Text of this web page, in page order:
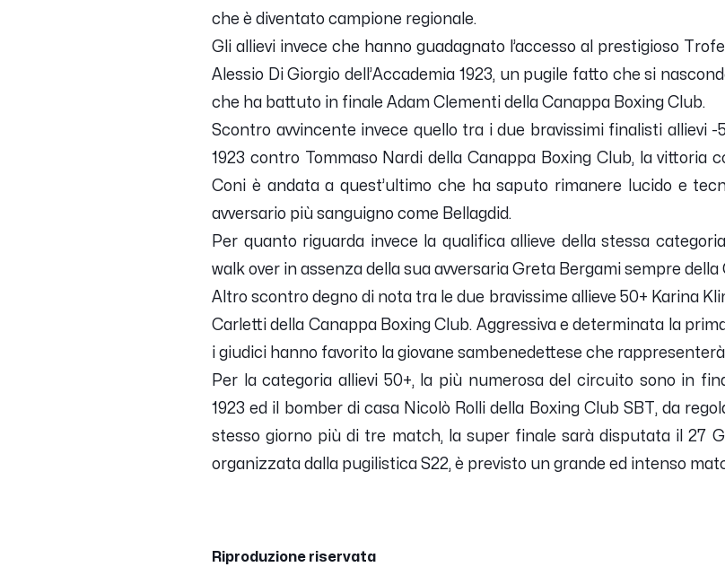
che è diventato campione regionale.
Gli allievi invece che hanno guadagnato l’accesso al prestigioso
Alessio Di Giorgio dell’Accademia 1923, un pugile fatto che si
che ha battuto in finale Adam Clementi della Canappa Boxing Club.
Scontro avvincente invece quello tra i due bravissimi finalisti allievi -
1923 contro Tommaso Nardi della Canappa Boxing Club, la vittoria
Coni è andata a quest’ultimo che ha saputo rimanere lucido e
avversario più sanguigno come Bellagdid.
Per quanto riguarda invece la qualifica allieve della stessa
walk over in assenza della sua avversaria Greta Bergami sempre della
Altro scontro degno di nota tra le due bravissime allieve 50+ Karina
Carletti della Canappa Boxing Club. Aggressiva e determinata la
i giudici hanno favorito la giovane sambenedettese che
Per la categoria allievi 50+, la più numerosa del circuito sono in
1923 ed il bomber di casa Nicolò Rolli della Boxing Club SBT, da
stesso giorno più di tre match, la super finale sarà disputata il 27
organizzata dalla pugilistica S22, è previsto un grande ed intenso
Riproduzione riservata